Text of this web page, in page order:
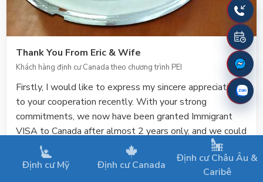
Định cư Mỹ Định cư Canada
Định cư Châu Âu &
Caribê
Thank You From Eric & Wife
Khách hàng định cư Canada theo chương trình PEI
Firstly, I would like to express my sincere appreciation
to your cooperation recently. With your strong
commitments, we now have been granted Immigrant
VISA to Canada after almost 2 years only, and we could
be able to settle in PEI, Canada now. With this email, I
am so happy to inform that my family will fly to PEI this
month, and hoping you could share the happiness with